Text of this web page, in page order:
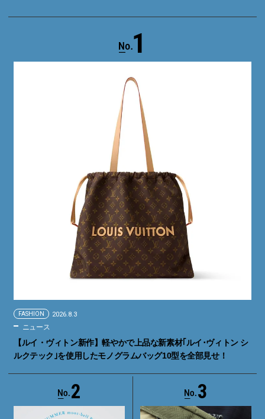
1
FASHION 2026.8.3
ニュース
【ルイ・ヴィトン新作】軽やかで上品な新素材｢ルイ･ヴィトン シ
ルクテック｣を使用したモノグラムバッグ10型を全部見せ！
2 3